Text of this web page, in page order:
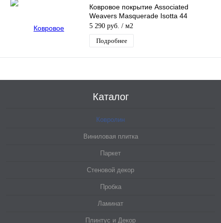
Ковровое покрытие Associated
Weavers Masquerade Isotta 44
5 290 руб. / м2
Подробнее
Каталог
Ковролин
Виниловая плитка
Паркет
Стеновой декор
Пробка
Ламинат
Плинтус и Декор